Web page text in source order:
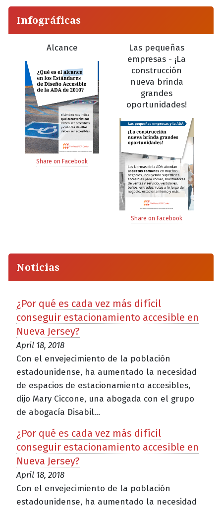
Infográficas
Alcance
Share on Facebook
Las pequeñas
empresas - ¡La
construcción
nueva brinda
grandes
oportunidades!
Share on Facebook
Noticias
¿Por qué es cada vez más difícil
conseguir estacionamiento accesible en
Nueva Jersey?
April 18, 2018
Con el envejecimiento de la población
estadounidense, ha aumentado la necesidad
de espacios de estacionamiento accesibles,
dijo Mary Ciccone, una abogada con el grupo
de abogacía Disabil...
¿Por qué es cada vez más difícil
conseguir estacionamiento accesible en
Nueva Jersey?
April 18, 2018
Con el envejecimiento de la población
estadounidense, ha aumentado la necesidad